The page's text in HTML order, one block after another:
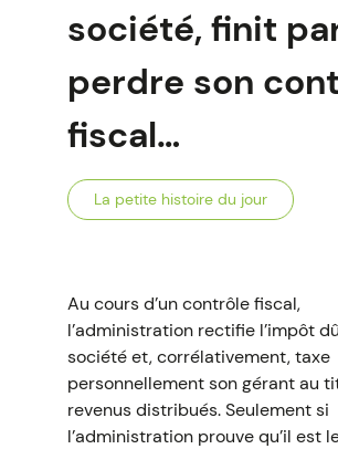
société, finit
perdre son
fiscal…
La petite histoire du jour
Au cours d’un contrôle fiscal,
l’administration rectifie l’impôt
société et, corrélativement, taxe
personnellement son gérant au
revenus distribués. Seulement si
l’administration prouve qu’il est